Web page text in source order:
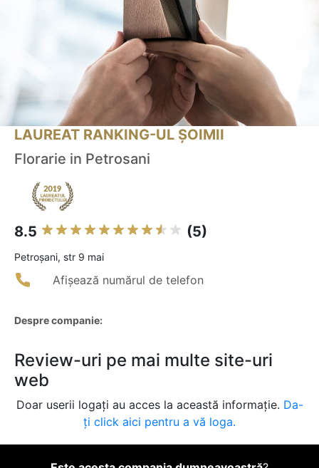
LAUREAT RANKING-UL ȘOIMII
Florarie in Petrosani
8.5 (5)
Petroşani, str 9 mai
Afișează numărul de telefon
Despre companie:
Review-uri pe mai multe site-uri
web
Doar userii logați au acces la această informație. Da-
ți click aici pentru a vă loga.